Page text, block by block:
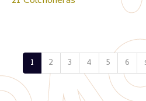
1 2 3 4 5 6